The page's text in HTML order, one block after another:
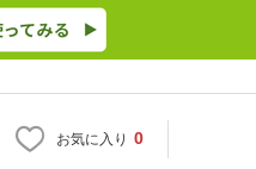
お気に入り 0